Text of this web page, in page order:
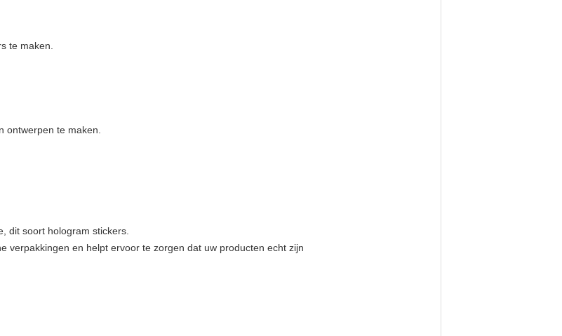
te maken.
ontwerpen te maken.
dit soort hologram stickers.
verpakkingen en helpt ervoor te zorgen dat uw producten echt zijn